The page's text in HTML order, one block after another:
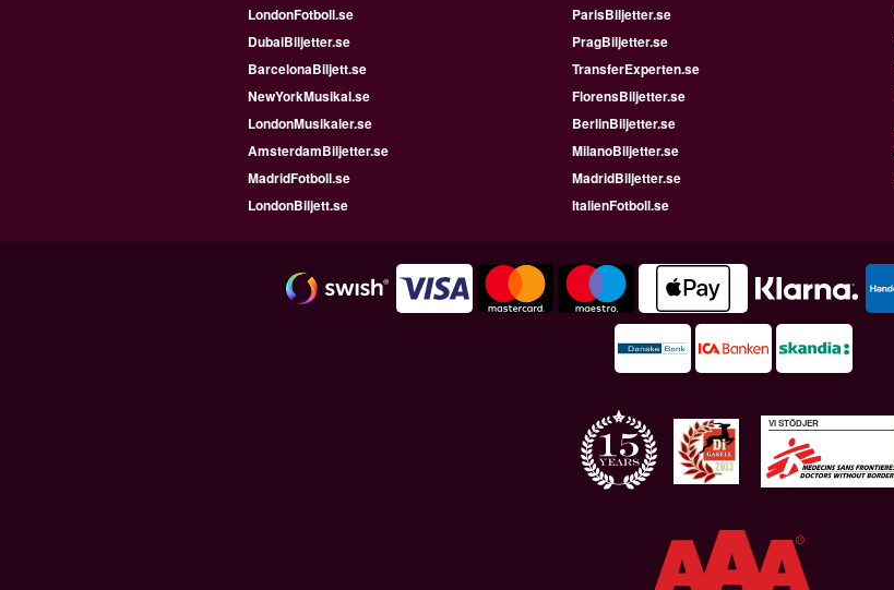
LondonFotboll.se ParisBiljetter.se
DubaiBiljetter.se
PragBiljetter.se
BarcelonaBiljett.se
TransferExperten.se
NewYorkMusikal.se
FlorensBiljetter.se
LondonMusikaler.se
BerlinBiljetter.se
AmsterdamBiljetter.se
MilanoBiljetter.se
MadridFotboll.se
MadridBiljetter.se
LondonBiljett.se
ItalienFotboll.se
VI STÖDJER